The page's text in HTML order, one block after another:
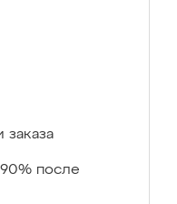
заказа
после